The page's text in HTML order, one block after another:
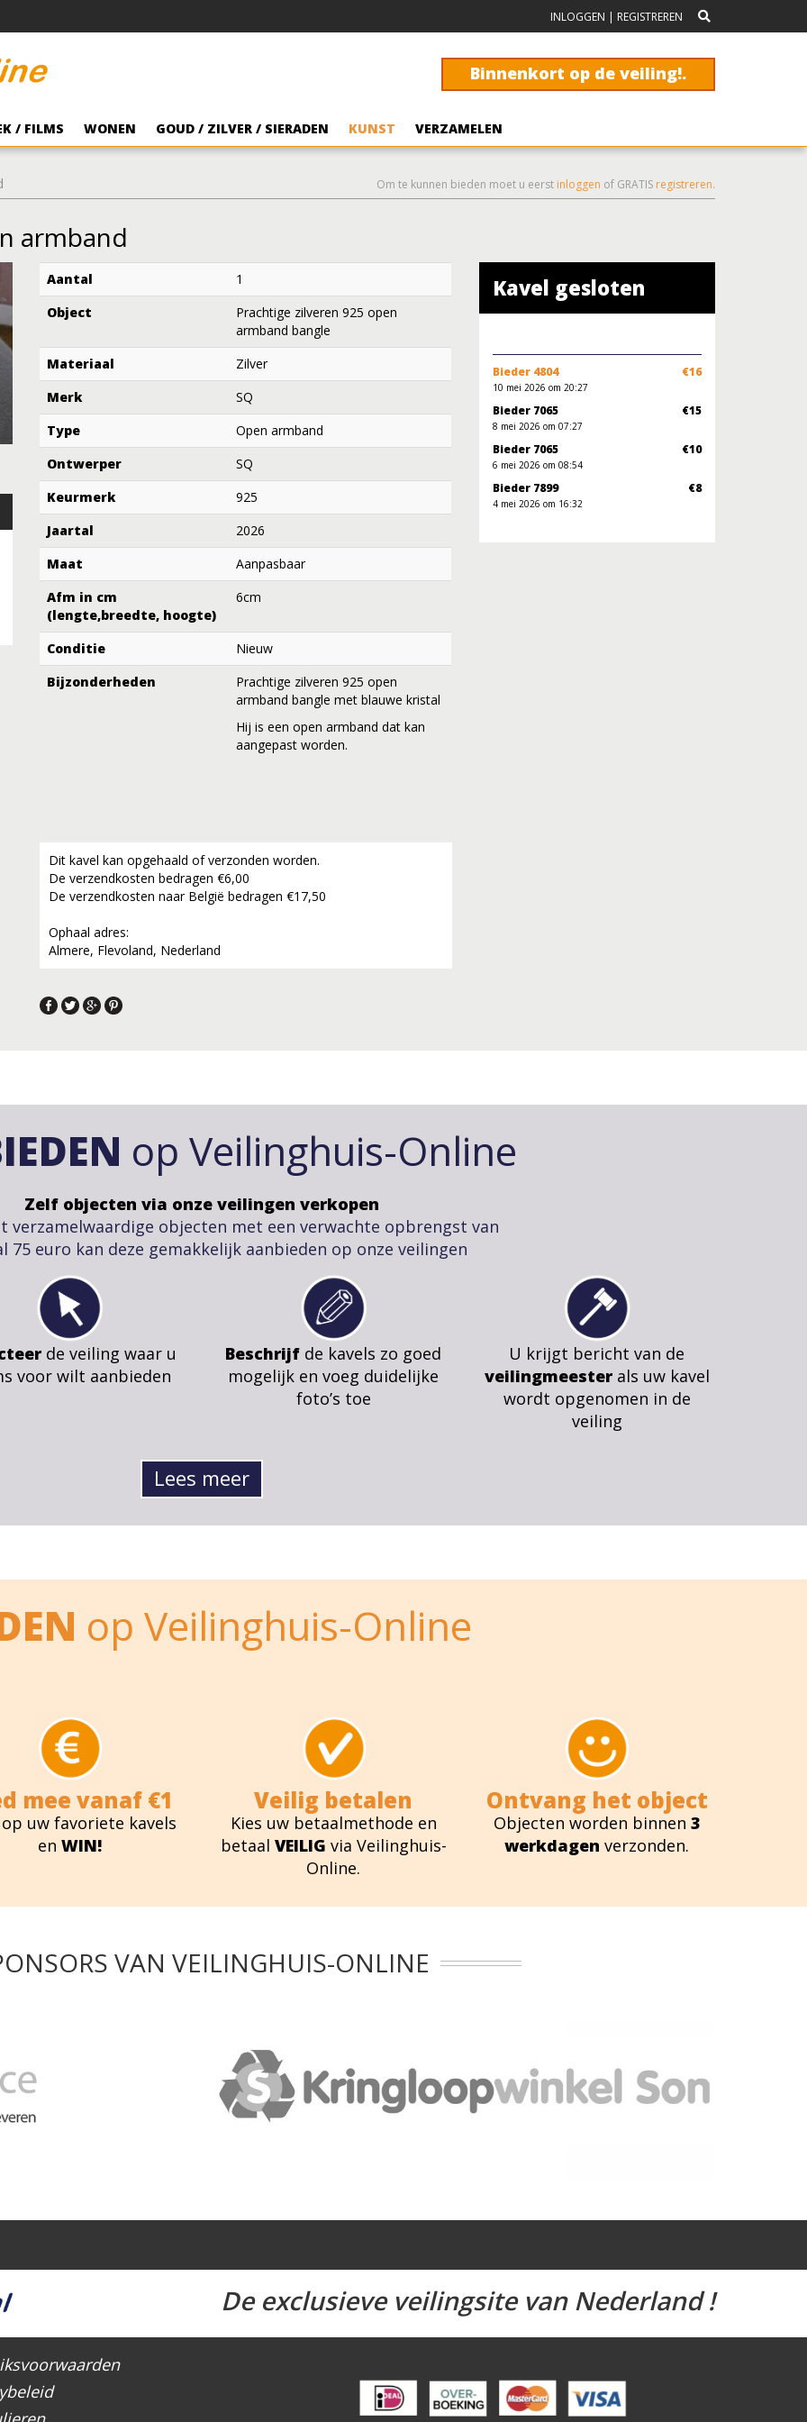
INLOGGEN | REGISTREREN
Binnenkort op de veiling!.
/ FILMS WONEN GOUD / ZILVER / SIERADEN KUNST VERZAMELEN
Om te kunnen bieden moet u eerst inloggen of GRATIS registreren.
armband
Aantal
1
Object
Prachtige zilveren 925 open
armband bangle
Materiaal
Zilver
Merk
SQ
Type
Open armband
Ontwerper
SQ
Keurmerk
925
Jaartal
2026
Maat
Aanpasbaar
Afm in cm
(lengte,breedte, hoogte)
6cm
Conditie
Nieuw
Bijzonderheden
Prachtige zilveren 925 open
armband bangle met blauwe kristal
Hij is een open armband dat kan
aangepast worden.
Dit kavel kan opgehaald of verzonden worden.
De verzendkosten bedragen €6,00
De verzendkosten naar België bedragen €17,50
Ophaal adres:
Almere, Flevoland, Nederland
Kavel gesloten
Bieder 4804 €16
10 mei 2026 om 20:27
Bieder 7065 €15
8 mei 2026 om 07:27
Bieder 7065 €10
6 mei 2026 om 08:54
Bieder 7899 €8
4 mei 2026 om 16:32
op Veilinghuis-Online
Zelf objecten via onze veilingen verkopen
verzamelwaardige objecten met een verwachte opbrengst van
75 euro kan deze gemakkelijk aanbieden op onze veilingen
de veiling waar u
voor wilt aanbieden
Beschrijf de kavels zo goed
mogelijk en voeg duidelijke
foto’s toe
U krijgt bericht van de
veilingmeesterals uw kavel
wordt opgenomen in de
veiling
Lees meer
op Veilinghuis-Online
mee vanaf €1
uw favoriete kavels
enWIN!
Veilig betalen
Kies uw betaalmethode en
betaal VEILIG via Veilinghuis-
Online.
Ontvang het object
Objecten worden binnen 3
werkdagen verzonden.
VAN VEILINGHUIS-ONLINE
De exclusieve veilingsite van Nederland !